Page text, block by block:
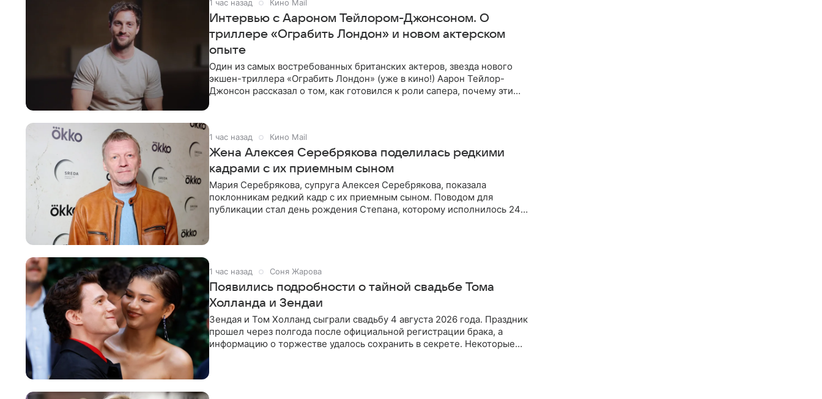
1 час назад Кино Mail
Интервью с Аароном Тейлором-Джонсоном. О
триллере «Ограбить Лондон» и новом актерском
опыте
Один из самых востребованных британских актеров, звезда нового
экшен-триллера «Ограбить Лондон» (уже в кино!) Аарон Тейлор-
Джонсон рассказал о том, как готовился к роли сапера, почему эти
1 час назад Кино Mail
Жена Алексея Серебрякова поделилась редкими
кадрами с их приемным сыном
Мария Серебрякова, супруга Алексея Серебрякова, показала
поклонникам редкий кадр с их приемным сыном. Поводом для
публикации стал день рождения Степана, которому исполнилось 24
1 час назад Соня Жарова
Появились подробности о тайной свадьбе Тома
Холланда и Зендаи
Зендая и Том Холланд сыграли свадьбу 4 августа 2026 года. Праздник
прошел через полгода после официальной регистрации брака, а
информацию о торжестве удалось сохранить в секрете. Некоторые